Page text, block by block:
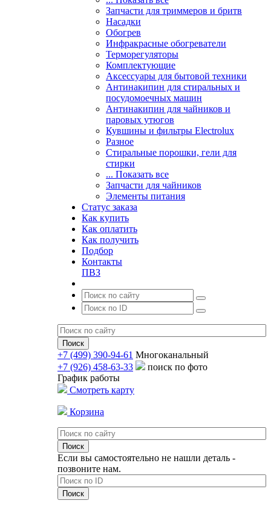
Запчасти для триммеров и бритв
Насадки
Обогрев
Инфракрасные обогреватели
Терморегуляторы
Комплектующие
Аксессуары для бытовой техники
Антинакипин для стиральных и
посудомоечных машин
Антинакипин для чайников и
паровых утюгов
Кувшины и фильтры Electrolux
Разное
Стиральные порошки, гели для
стирки
... Показать все
Запчасти для чайников
Элементы питания
Статус заказа
Как купить
Как оплатить
Как получить
Подбор
Контакты
ПВЗ
+7 (499) 390-94-61 Многоканальный
+7 (926) 458-63-33
поиск по фото
График работы
Смотреть карту
Корзина
Если вы самостоятельно не нашли деталь -
позвоните нам.